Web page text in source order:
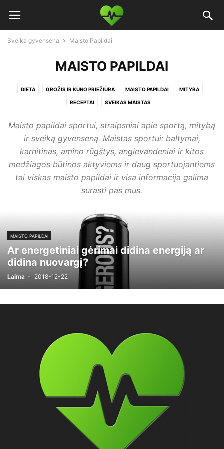
Sveika gyvensena Maisto Papildai
MAISTO PAPILDAI
DIETA GROŽIS IR KŪNO PRIEŽIŪRA MAISTO PAPILDAI MITYBA
RECEPTAI SVEIKAS MAISTAS
Maisto papildai sportui, straipsniai apie sportą, mitybą
ir sveiką gyvenseną. Maistas sportui: baltymai,
karnitinas, amino rūgštys, anglevandeniai ir kitos
medžiagos būtinos aktyviems ir daug sportuojantiems
tai viskas maisto papildai ir visa informacija galima
surasti pas mus.
MAISTO PAPILDAI
Ar energetiniai gėrimai didina energiją ar
didina nuovargį?
Laima - 2018-12-22